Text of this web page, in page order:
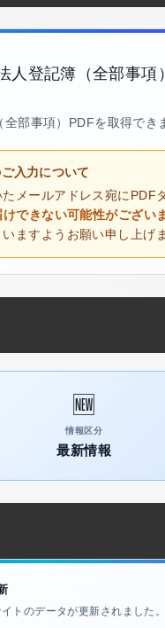
人登記簿（全部事項
部事項）PDFを取得でき
入力について
メールアドレス宛にPDF
できない可能性がござい
ますようお願い申し上げま
🆕
情報区分
最新情報
トのデータが更新されました。